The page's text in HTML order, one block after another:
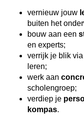
vernieuw jouw
buiten het
bouw aan een
en experts;
verrijk je blik
leren;
werk aan
scholengroep;
verdiep je
kompas.